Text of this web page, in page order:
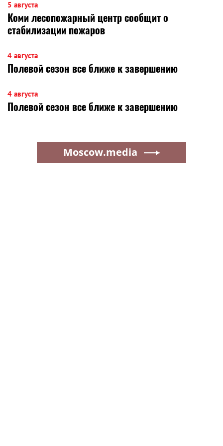
5 августа
Коми лесопожарный центр сообщит о
стабилизации пожаров
4 августа
Полевой сезон все ближе к завершению
4 августа
Полевой сезон все ближе к завершению
Moscow.media